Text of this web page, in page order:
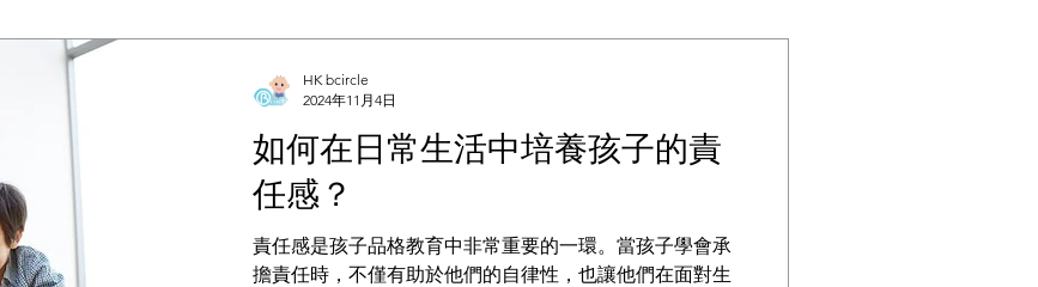
如何在日常生活中培養孩子的責
任感？
責任感是孩子品格教育中非常重要的一環。當孩子學會承
擔責任時，不僅有助於他們的自律性，也讓他們在面對生
HK bcircle
2024年11月4日